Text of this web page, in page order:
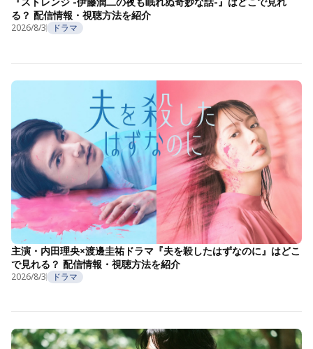
る？ 配信情報・視聴方法を紹介
2026/8/3 ドラマ
主演・内田理央×渡邊圭祐ドラマ『夫を殺したはずなのに』はどこ
で見れる？ 配信情報・視聴方法を紹介
2026/8/3 ドラマ